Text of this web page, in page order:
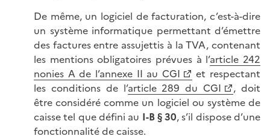
De même, un logiciel de facturation, c’est-à-dire
un système informatique permettant d’émettre
des factures entre assujettis à la TVA, contenant
les mentions obligatoires prévues à l’article 242
nonies A de l’annexe II au CGI
et respectant
les conditions de l’article 289 du CGI
, doit
être considéré comme un logiciel ou système de
caisse tel que défini au I-B § 30, s’il dispose d’une
fonctionnalité de caisse.